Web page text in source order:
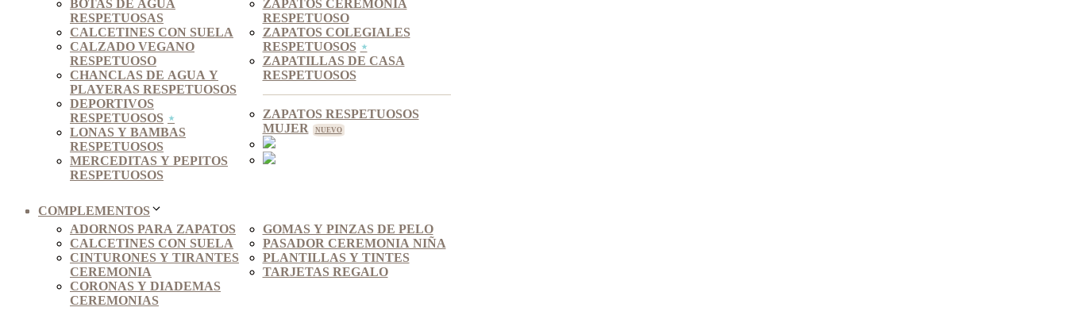
BOTAS DE AGUA
RESPETUOSAS
CALCETINES CON SUELA
CALZADO VEGANO
RESPETUOSO
CHANCLAS DE AGUA Y
PLAYERAS RESPETUOSOS
DEPORTIVOS
RESPETUOSOS
LONAS Y BAMBAS
RESPETUOSOS
MERCEDITAS Y PEPITOS
RESPETUOSOS
ZAPATOS CEREMONIA
RESPETUOSO
ZAPATOS COLEGIALES
RESPETUOSOS
ZAPATILLAS DE CASA
RESPETUOSOS
ZAPATOS RESPETUOSOS
MUJER
COMPLEMENTOS
ADORNOS PARA ZAPATOS
CALCETINES CON SUELA
CINTURONES Y TIRANTES
CEREMONIA
CORONAS Y DIADEMAS
CEREMONIAS
GOMAS Y PINZAS DE PELO
PASADOR CEREMONIA NIÑA
PLANTILLAS Y TINTES
TARJETAS REGALO